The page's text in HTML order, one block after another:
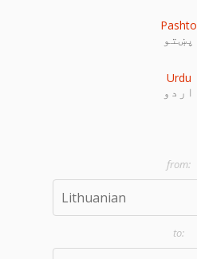
Pashto
پښتو
Urdu
اردو